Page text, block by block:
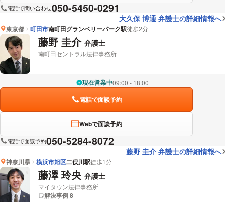
電話で問い合わせ050-5450-0291
大久保 博通 弁護士の詳細情報へ
東京都 町田市南町田グランベリーパーク駅徒歩2分
藤野 圭介 弁護士
南町田セントラル法律事務所
現在営業中09:00 - 18:00
電話で面談予約
Webで面談予約
電話で面談予約050-5284-8072
藤野 圭介 弁護士の詳細情報へ
神奈川県 横浜市旭区二俣川駅徒歩1分
藤澤 玲央 弁護士
マイタウン法律事務所
解決事例 8